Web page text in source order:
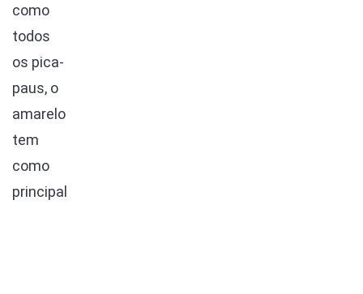
como
todos
os pica-
paus, o
amarelo
tem
como
principal